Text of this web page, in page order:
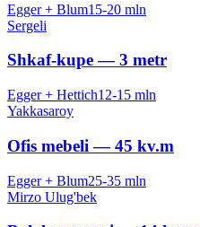
Egger + Blum15-20 mln
Sergeli
Shkaf-kupe — 3 metr
Egger + Hettich12-15 mln
Yakkasaroy
Ofis mebeli — 45 kv.m
Egger + Blum25-35 mln
Mirzo Ulug'bek